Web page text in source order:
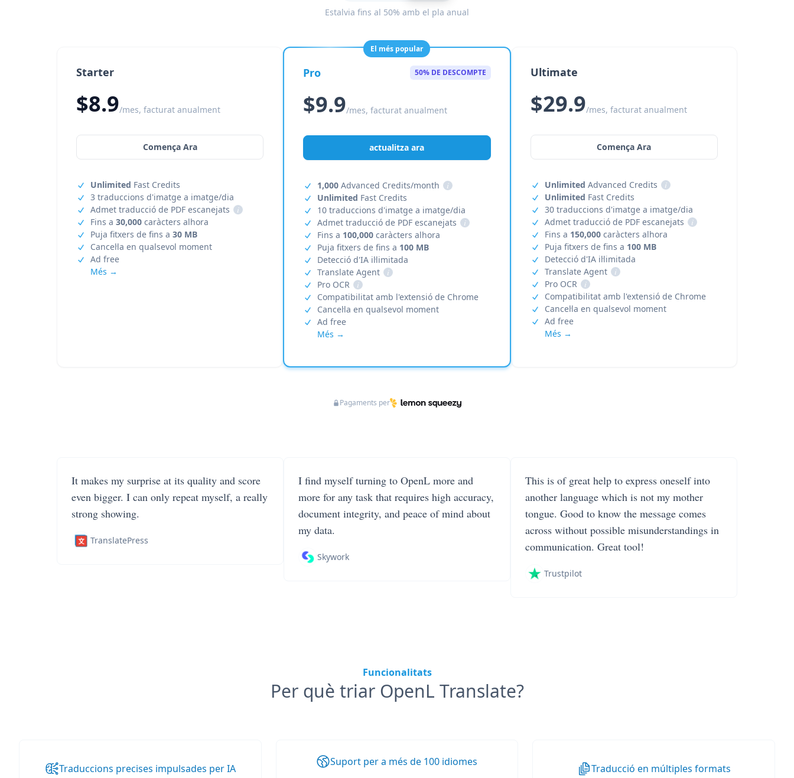
Estalvia fins al 50% amb el pla anual
Starter
$8.9/mes, facturat anualment
Comença Ara
Unlimited Fast Credits
3 traduccions d'imatge a imatge/dia
Admet traducció de PDF escanejats
i
Fins a 30,000 caràcters alhora
Puja fitxers de fins a 30 MB
Cancel·la en qualsevol moment
Ad free
Més →
El més popular
Pro 50% DE DESCOMPTE
$9.9/mes, facturat anualment
actualitza ara
1,000 Advanced Credits/month
i
Unlimited Fast Credits
10 traduccions d'imatge a imatge/dia
Admet traducció de PDF escanejats
i
Fins a 100,000 caràcters alhora
Puja fitxers de fins a 100 MB
Detecció d'IA il·limitada
Translate Agent
i
Pro OCR
i
Compatibilitat amb l'extensió de Chrome
Cancel·la en qualsevol moment
Ad free
Més →
Ultimate
$29.9/mes, facturat anualment
Comença Ara
Unlimited Advanced Credits
i
Unlimited Fast Credits
30 traduccions d'imatge a imatge/dia
Admet traducció de PDF escanejats
i
Fins a 150,000caràcters alhora
Puja fitxers de fins a 100 MB
Detecció d'IA il·limitada
Translate Agent
i
Pro OCR
i
Compatibilitat amb l'extensió de Chrome
Cancel·la en qualsevol moment
Ad free
Més →
Pagaments per
It makes my surprise at its quality and score
even bigger. I can only repeat myself, a really
strong showing.
TranslatePress
I find myself turning to OpenL more and
more for any task that requires high accuracy,
document integrity, and peace of mind about
my data.
Skywork
This is of great help to express oneself into
another language which is not my mother
tongue. Good to know the message comes
across without possible misunderstandings in
communication. Great tool!
Trustpilot
Funcionalitats
Per què triar OpenL Translate?
Traduccions precises impulsades per IA
Suport per a més de 100 idiomes
Traducció en múltiples formats